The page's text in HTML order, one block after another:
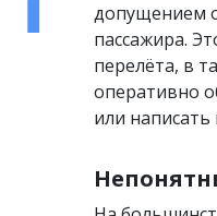
допущением
пассажира.
перелёта, в
оперативно
или написать